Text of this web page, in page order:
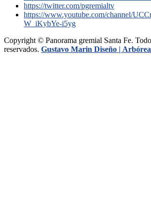
https://twitter.com/pgremialtv
https://www.youtube.com/channel/
W_iKybYe-i5yg
Copyright © Panorama gremial Santa Fe.
reservados. Gustavo Marin Diseño | Arbórea